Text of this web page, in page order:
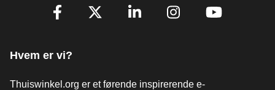
[_General:SocialMediaTitle]
Hvem er vi?
Thuiswinkel.org er et førende inspirerende e-